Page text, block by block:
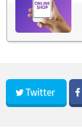
Twitter